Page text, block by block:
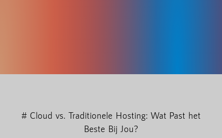
# Cloud vs. Traditionele Hosting: Wat Past het
Beste Bij Jou?